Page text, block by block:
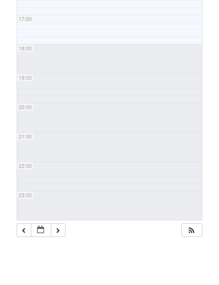
17:00
18:00
19:00
20:00
21:00
22:00
23:00